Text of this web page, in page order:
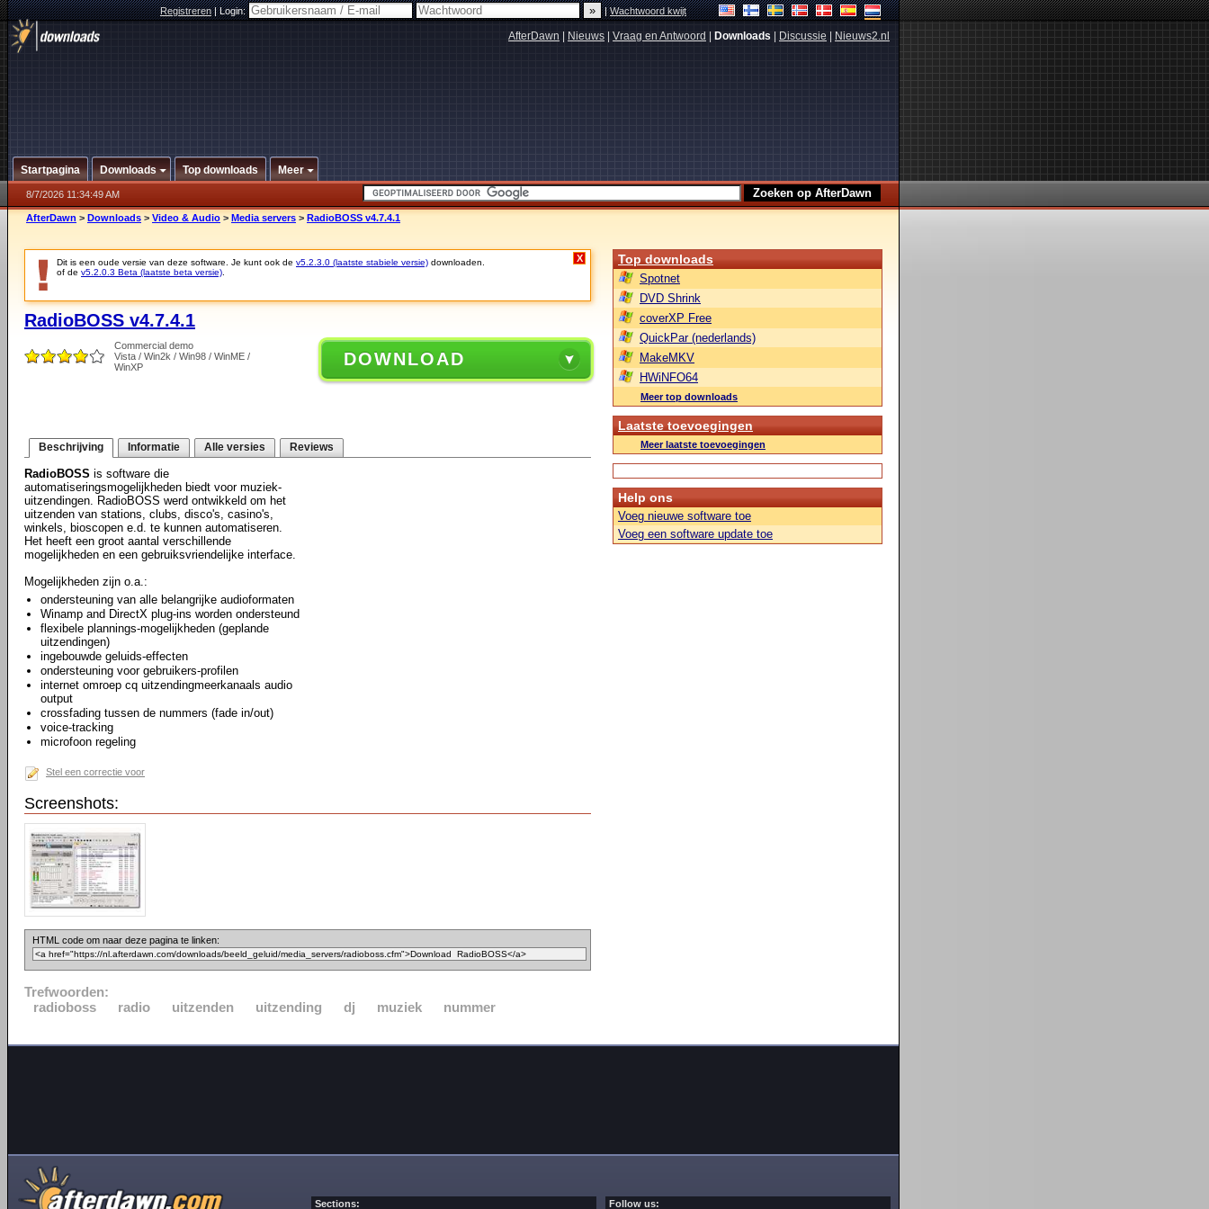
Registreren|Login: |Wachtwoord kwijt
AfterDawn Nieuws Vraag en Antwoord Downloads Discussie Nieuws2.nl
Startpagina Downloads Top downloads Meer
8/7/2026 11:34:49 AM
AfterDawn > Downloads > Video & Audio > Media servers > RadioBOSS v4.7.4.1
Dit is een oude versie van deze software. Je kunt ook de v5.2.3.0 (laatste stabiele versie) downloaden.
of de v5.2.0.3 Beta (laatste beta versie)
X
RadioBOSS v4.7.4.1
Commercial demo
Vista / Win2k / Win98 / WinME /
WinXP
DOWNLOAD
Beschrijving Informatie Alle versies Reviews
RadioBOSS is software die
automatiseringsmogelijkheden biedt voor muziek-
uitzendingen. RadioBOSS werd ontwikkeld om het
uitzenden van stations, clubs, disco's, casino's,
winkels, bioscopen e.d. te kunnen automatiseren.
Het heeft een groot aantal verschillende
mogelijkheden en een gebruiksvriendelijke interface.
Mogelijkheden zijn o.a.:
ondersteuning van alle belangrijke audioformaten
Winamp and DirectX plug-ins worden ondersteund
flexibele plannings-mogelijkheden (geplande
uitzendingen)
ingebouwde geluids-effecten
ondersteuning voor gebruikers-profilen
internet omroep cq uitzendingmeerkanaals audio
output
crossfading tussen de nummers (fade in/out)
voice-tracking
microfoon regeling
Stel een correctie voor
Screenshots:
HTML code om naar deze pagina te linken:
Trefwoorden:
radioboss
radio uitzenden uitzending dj muziek nummer
Top downloads
Spotnet
DVD Shrink
coverXP Free
QuickPar (nederlands)
MakeMKV
HWiNFO64
Meer top downloads
Laatste toevoegingen
Meer laatste toevoegingen
Help ons
Voeg nieuwe software toe
Voeg een software update toe
Sections: Follow us: